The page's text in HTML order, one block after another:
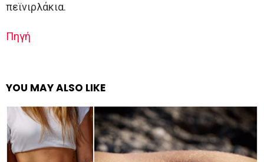
πεϊνιρλάκια.
Πηγή
YOU MAY ALSO LIKE